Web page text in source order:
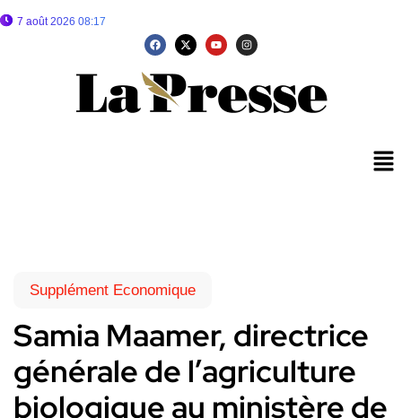
7 août 2026 08:17
Supplément Economique
Samia Maamer, directrice
générale de l’agriculture
biologique au ministère de